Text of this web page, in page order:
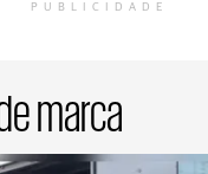
PUBLICIDADE
marca